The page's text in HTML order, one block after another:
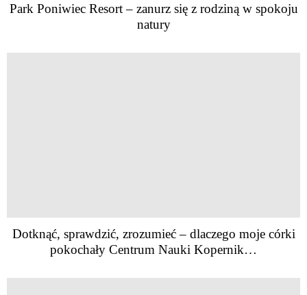
Park Poniwiec Resort – zanurz się z rodziną w spokoju
natury
Dotknąć, sprawdzić, zrozumieć – dlaczego moje córki
pokochały Centrum Nauki Kopernik…